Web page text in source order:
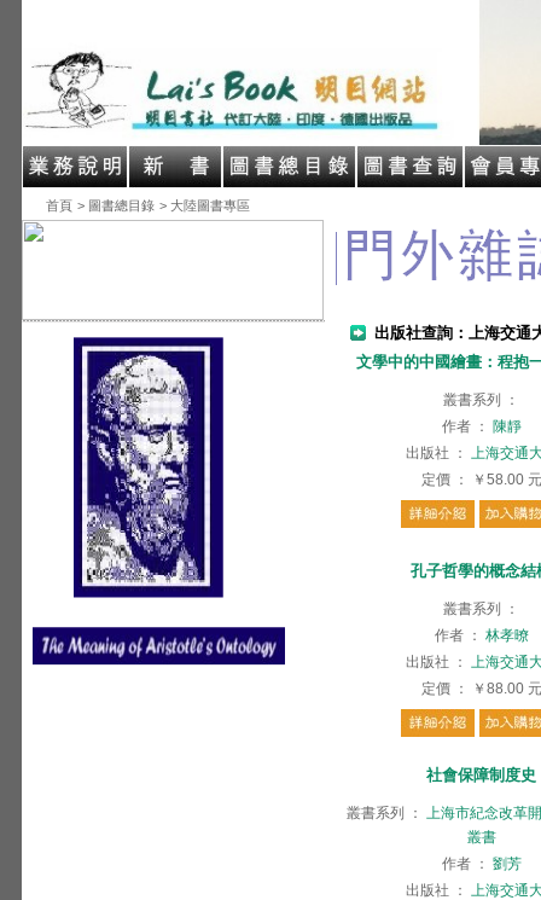
首頁 > 圖書總目錄 > 大陸圖書專區
出版社查詢：上海交通
文學中的中國繪畫：程抱
叢書系列
：
作者 ：
陳靜
出版社
： 上海交通
定價 ： ￥58.00 元
孔子哲學的概念結
叢書系列
：
作者 ： 林孝暸
出版社
： 上海交通
定價 ： ￥88.00 元
社會保障制度史
叢書系列 ： 上海市紀念改革
叢書
作者 ： 劉芳
出版社
： 上海交通